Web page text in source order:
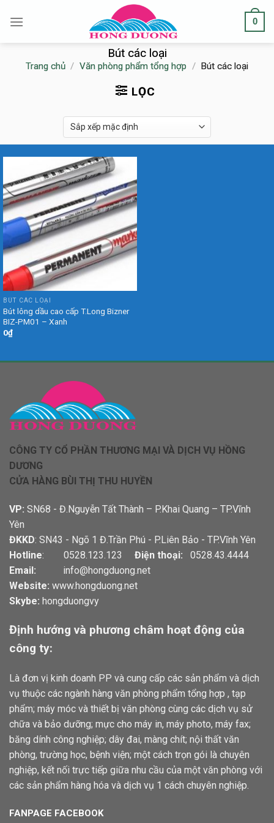
0
Bút các loại
Trang chủ / Văn phòng phẩm tổng hợp / Bút các loại
LỌC
BÚT CÁC LOẠI
Bút lông dầu cao cấp T.Long Bizner
BIZ-PM01 – Xanh
0₫
CÔNG TY CỔ PHẦN THƯƠNG MẠI VÀ DỊCH VỤ HỒNG
DƯƠNG
CỬA HÀNG BÙI THỊ THU HUYỀN
VP: SN68 - Đ.Nguyễn Tất Thành – P.Khai Quang – TP.Vĩnh
Yên
ĐKKD: SN43 - Ngõ 1 Đ.Trần Phú - P.Liên Bảo - TP.Vĩnh Yên
Hotline: 0528.123.123 Điện thoại: 0528.43.4444
Email:
info@hongduong.net
Website: www.hongduong.net
Skybe: hongduongvy
Định hướng và phương châm hoạt động của
công ty:
Là đơn vị kinh doanh PP và cung cấp các sản phẩm và dịch
vụ thuộc các ngành hàng văn phòng phẩm tổng hợp , tạp
phẩm; máy móc và thiết bị văn phòng cùng các dịch vụ sử
chữa và bảo dưỡng; mực cho máy in, máy photo, máy fax;
băng dính công nghiệp; dây đai, màng chít; nội thất văn
phòng, trường học, bệnh viện; một cách trọn gói là chuyên
nghiệp, kết nối trực tiếp giữa nhu cầu của một văn phòng với
các sản phẩm hàng hóa và dịch vụ 1 cách chuyên nghiệp.
FANPAGE FACEBOOK